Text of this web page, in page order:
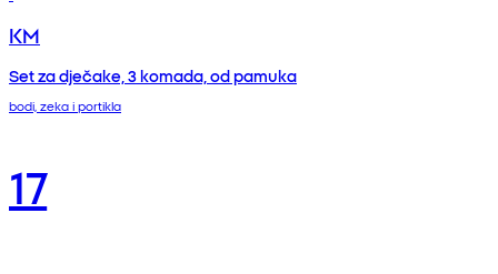
KM
Set za dječake, 3 komada, od pamuka
bodi, zeka i portikla
17